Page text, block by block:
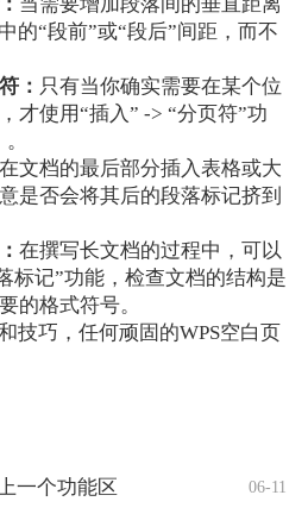
当需要增加段落间的垂直距离
的“段前”或“段后”间距，而不
： 只有当你确实需要在某个位
才使用“插入” -> “分页符”功
在文档的最后部分插入表格或大
是否会将其后的段落标记挤到
在撰写长文档的过程中，可以
标记”功能，检查文档的结构是
的格式符号。
技巧，任何顽固的WPS空白页
一个功能区 06-11